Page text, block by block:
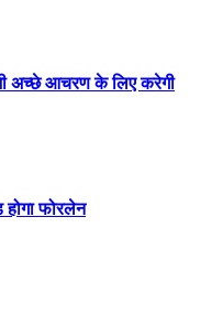
भी अच्छे आचरण के लिए करेगी
होगा फोरलेन